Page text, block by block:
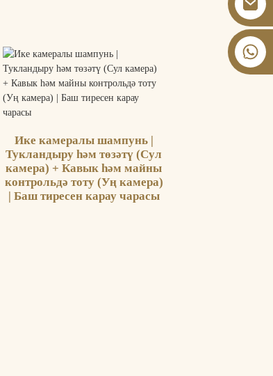
Ике камералы шампунь |
Тукландыру һәм төзәтү (Сул
камера) + Кавык һәм майны
контрольдә тоту (Уң камера)
| Баш тиресен карау чарасы